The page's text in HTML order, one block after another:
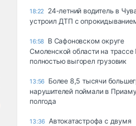
18:22 24-летний водитель в
устроил ДТП с
16:58 В Сафоновском округе
Смоленской области на трассе
полностью выгорел грузовик
13:56 Более 8,5 тысячи
нарушителей поймали в
полгода
13:36 Автокатастрофа с двумя